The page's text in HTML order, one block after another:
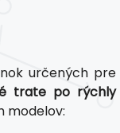
určených pre
trate po rýchly
modelov: